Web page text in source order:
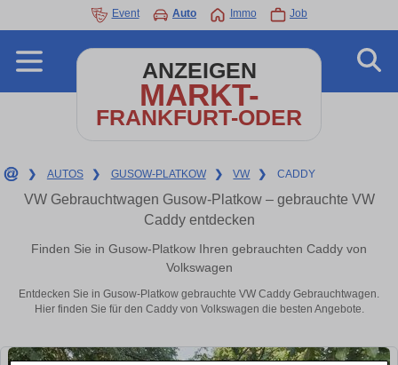
Event Auto Immo Job
ANZEIGEN
MARKT-
FRANKFURT-ODER
❯ AUTOS ❯ GUSOW-PLATKOW ❯ VW ❯ CADDY
VW Gebrauchtwagen Gusow-Platkow – gebrauchte VW
Caddy entdecken
Finden Sie in Gusow-Platkow Ihren gebrauchten Caddy von
Volkswagen
Entdecken Sie in Gusow-Platkow gebrauchte VW Caddy Gebrauchtwagen.
Hier finden Sie für den Caddy von Volkswagen die besten Angebote.